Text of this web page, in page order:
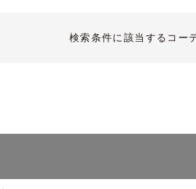
検索条件に該当するコー